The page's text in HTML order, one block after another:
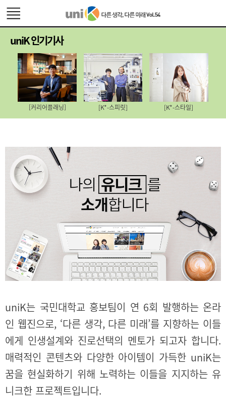
uniK 인기기사
[커리어플래닝] [K*-스피릿] [K*-스타일]
uniK는 국민대학교 홍보팀이 연 6회 발행하는 온라
인 웹진으로, ‘다른 생각, 다른 미래’를 지향하는 이들
에게 인생설계와 진로선택의 멘토가 되고자 합니다.
매력적인 콘텐츠와 다양한 아이템이 가득한 uniK는
꿈을 현실화하기 위해 노력하는 이들을 지지하는 유
니크한 프로젝트입니다.